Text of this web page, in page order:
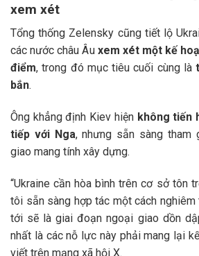
xem xét
Tổng thống Zelensky cũng tiết lộ
các nước châu Âu xem xét một kế
điểm, trong đó mục tiêu cuối cùng là
bắn.
Ông khẳng định Kiev hiện không tiến
tiếp với Nga, nhưng sẵn sàng tham
giao mang tính xây dựng.
“Ukraine cần hòa bình trên cơ sở tôn
tôi sẵn sàng hợp tác một cách nghiêm
tới sẽ là giai đoạn ngoại giao dồn
nhất là các nỗ lực này phải mang lại
viết trên mạng xã hội X.